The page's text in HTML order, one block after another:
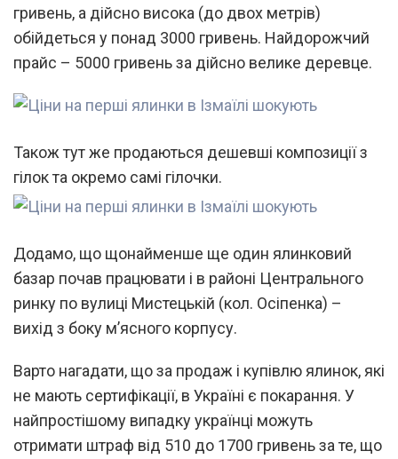
гривень, а дійсно висока (до двох метрів)
обійдеться у понад 3000 гривень. Найдорожчий
прайс – 5000 гривень за дійсно велике деревце.
Також тут же продаються дешевші композиції з
гілок та окремо самі гілочки.
Додамо, що щонайменше ще один ялинковий
базар почав працювати і в районі Центрального
ринку по вулиці Мистецькій (кол. Осіпенка) –
вихід з боку м’ясного корпусу.
Варто нагадати, що за продаж і купівлю ялинок, які
не мають сертифікації, в Україні є покарання. У
найпростішому випадку українці можуть
отримати штраф від 510 до 1700 гривень за те, що